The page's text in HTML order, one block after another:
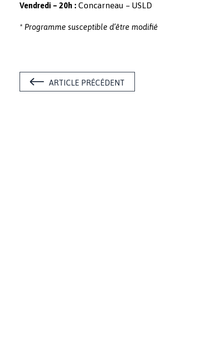
Vendredi – 20h : Concarneau – USLD
* Programme susceptible d’être modifié
ARTICLE PRÉCÉDENT